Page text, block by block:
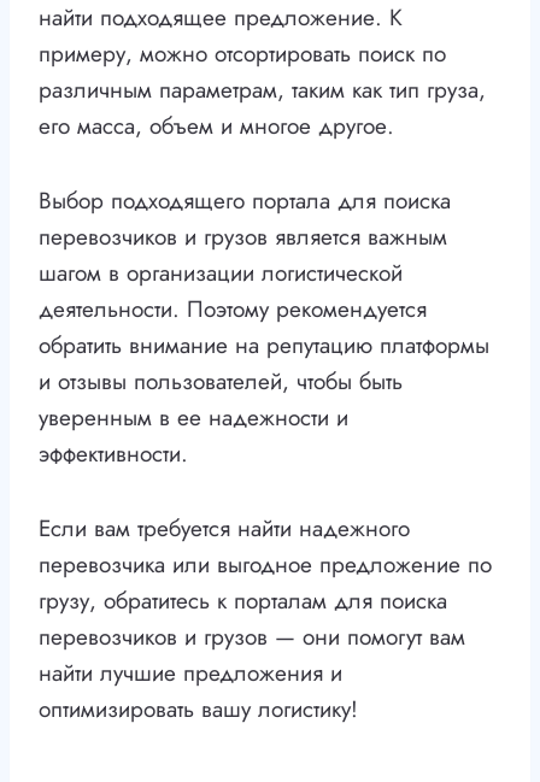
найти подходящее предложение. К
примеру, можно отсортировать поиск по
различным параметрам, таким как тип груза,
его масса, объем и многое другое.
Выбор подходящего портала для поиска
перевозчиков и грузов является важным
шагом в организации логистической
деятельности. Поэтому рекомендуется
обратить внимание на репутацию платформы
и отзывы пользователей, чтобы быть
уверенным в ее надежности и
эффективности.
Если вам требуется найти надежного
перевозчика или выгодное предложение по
грузу, обратитесь к порталам для поиска
перевозчиков и грузов — они помогут вам
найти лучшие предложения и
оптимизировать вашу логистику!